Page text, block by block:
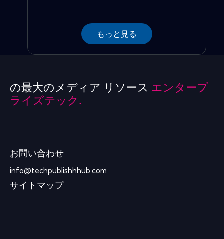
もっと見る
の最大のメディア リソース エンタープ
ライズテック.
お問い合わせ
info@techpublishhhub.com
サイトマップ